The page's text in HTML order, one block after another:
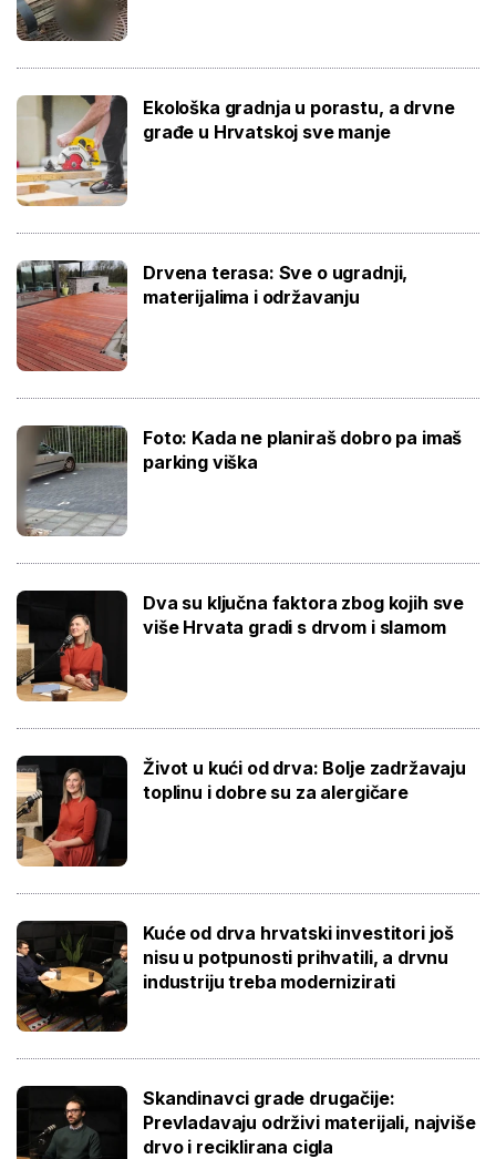
Ekološka gradnja u porastu, a drvne
građe u Hrvatskoj sve manje
Drvena terasa: Sve o ugradnji,
materijalima i održavanju
Foto: Kada ne planiraš dobro pa imaš
parking viška
Dva su ključna faktora zbog kojih sve
više Hrvata gradi s drvom i slamom
Život u kući od drva: Bolje zadržavaju
toplinu i dobre su za alergičare
Kuće od drva hrvatski investitori još
nisu u potpunosti prihvatili, a drvnu
industriju treba modernizirati
Skandinavci grade drugačije:
Prevladavaju održivi materijali, najviše
drvo i reciklirana cigla